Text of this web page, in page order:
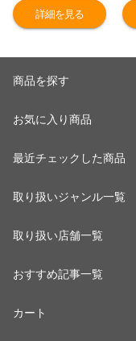
パックに変更可
詳細を見る
商品を探す
お気に入り商品
最近チェックした商品
取り扱いジャンル一覧
取り扱い店舗一覧
おすすめ記事一覧
カート